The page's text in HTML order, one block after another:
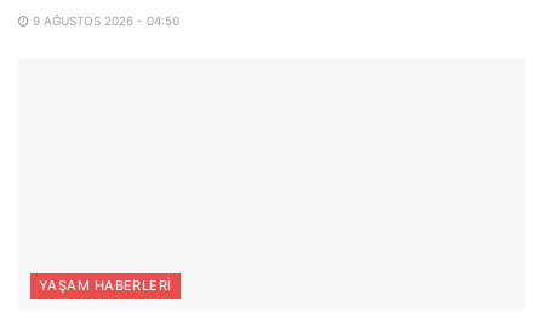
9 AĞUSTOS 2026 - 04:50
YAŞAM HABERLERI